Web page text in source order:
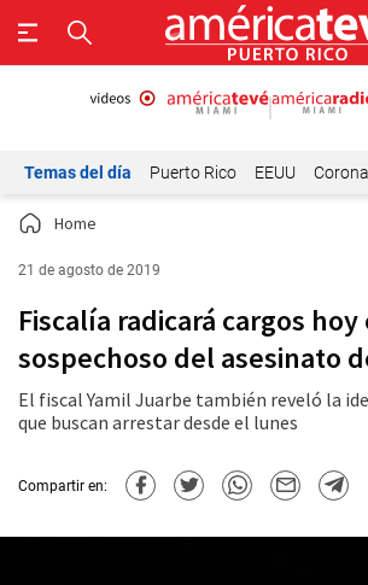
Temas del día Puerto Rico EEUU
Home
21 de agosto de 2019
Fiscalía radicará cargos
sospechoso del asesinato
El fiscal Yamil Juarbe también reveló la
que buscan arrestar desde el lunes
Compartir en: